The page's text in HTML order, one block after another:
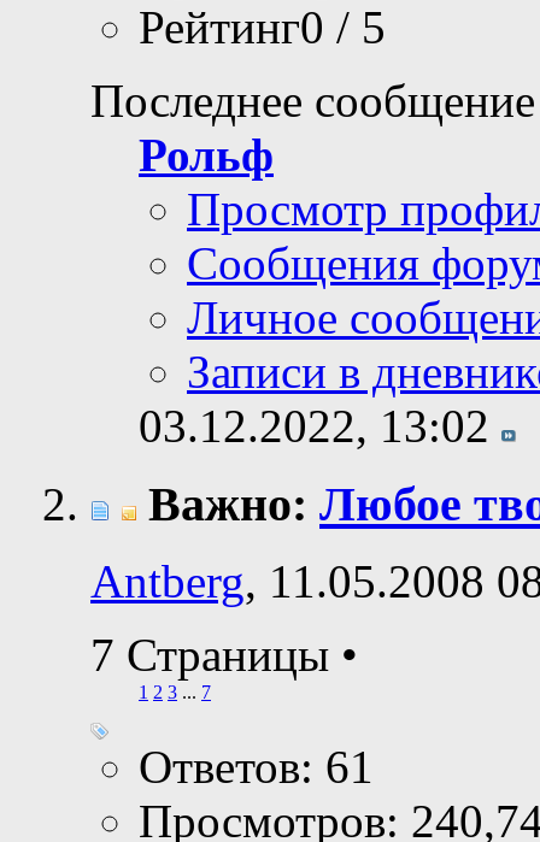
Рейтинг0 / 5
Последнее
Рольф
Просмотр
Сообщения
Личное
Записи в
03.12.2022, 13:02
Важно: Любое
Antberg, 11.05.2008
7 Страницы •
1 2 3 ... 7
Ответов: 61
Просмотров: